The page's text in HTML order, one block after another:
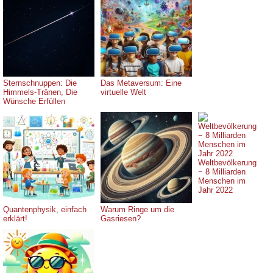
Sternschnuppen: Die
Himmels-Tränen, Die
Wünsche Erfüllen
Das Metaversum: Eine
virtuelle Welt
Quantenphysik, einfach
erklärt!
Warum Ringe um die
Gasriesen?
Weltbevölkerung
− 8 Milliarden
Menschen im
Jahr 2022